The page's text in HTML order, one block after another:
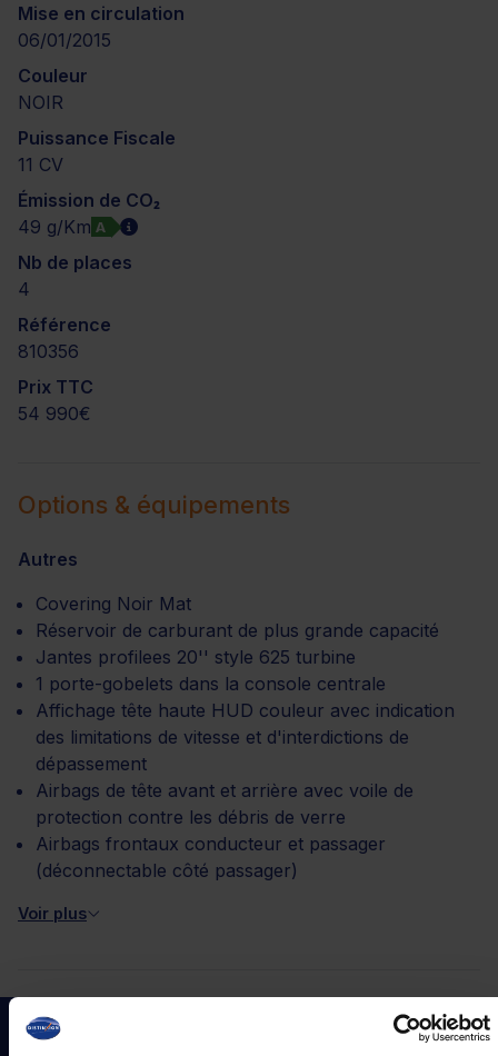
Mise en circulation
06/01/2015
Couleur
NOIR
Puissance Fiscale
11 CV
Émission de CO₂
49 g/Km A
Nb de places
4
Référence
810356
Prix TTC
54 990€
Options & équipements
Autres
Covering Noir Mat
Réservoir de carburant de plus grande capacité
Jantes profilees 20'' style 625 turbine
1 porte-gobelets dans la console centrale
Affichage tête haute HUD couleur avec indication
des limitations de vitesse et d'interdictions de
dépassement
Airbags de tête avant et arrière avec voile de
protection contre les débris de verre
Airbags frontaux conducteur et passager
(déconnectable côté passager)
Voir plus
Vous recherchez ce type de véhicule ?